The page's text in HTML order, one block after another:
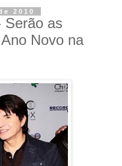
2010
Serão as
Novo na